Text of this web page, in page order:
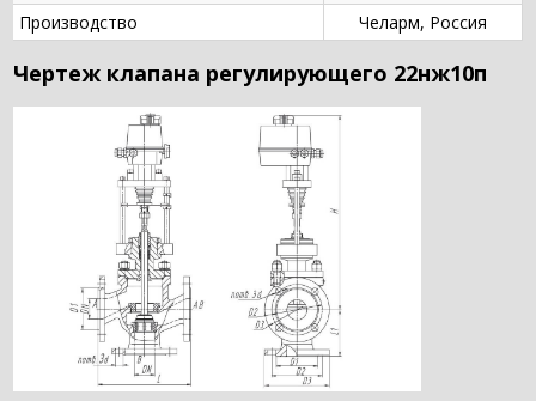
Производство
Челарм, Россия
Чертеж клапана регулирующего 22нж10п